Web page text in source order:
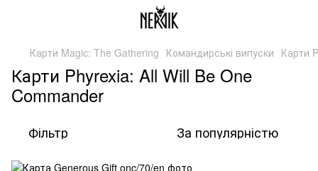
Карти Magic: The Gathering Командирські випуски Карти
Карти Phyrexia: All Will Be One
Commander
Фільтр За популярністю